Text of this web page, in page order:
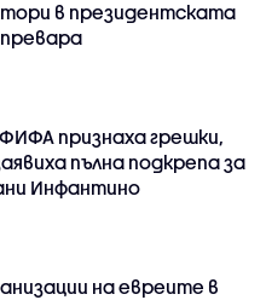
в президентската
признаха грешки,
пълна подкрепа за
Инфантино
на евреите в